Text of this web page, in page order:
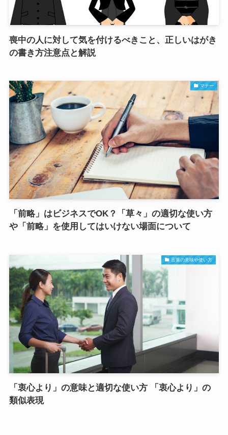
喪中の人に対して気を付けるべきこと、正しいはがき
の書き方注意点と解説
マナー
「前略」はビジネスでOK？「草々」の適切な使い方
や「前略」を使用してはいけない場面について
言葉の意味や使い方
「衷心より」の意味と適切な使い方 「衷心より」の
類似表現